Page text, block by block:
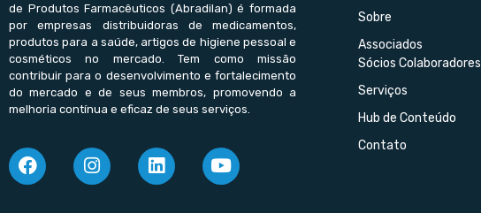
de Produtos Farmacêuticos (Abradilan) é formada
por empresas distribuidoras de medicamentos,
produtos para a saúde, artigos de higiene pessoal e
cosméticos no mercado. Tem como missão
contribuir para o desenvolvimento e fortalecimento
do mercado e de seus membros, promovendo a
melhoria contínua e eficaz de seus serviços.
Sobre
Associados
Sócios Colaboradores
Serviços
Hub de Conteúdo
Contato